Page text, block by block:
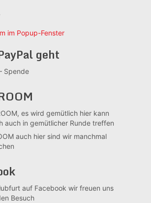
im Popup-Fenster
geht
Spende
es wird gemütlichhier kann
auch in gemütlicher Runde treffen
auch hier sind wir manchmal
auf Facebook wir freuen uns
Besuch